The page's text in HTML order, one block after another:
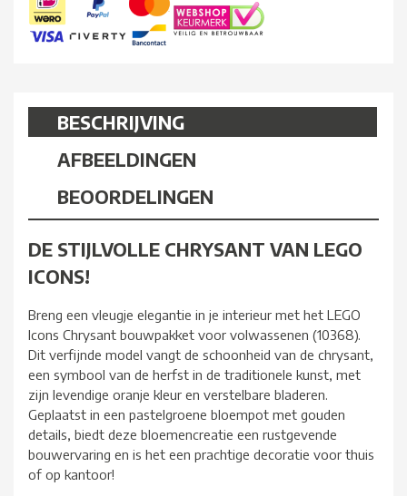
BESCHRIJVING
AFBEELDINGEN
BEOORDELINGEN
DE STIJLVOLLE CHRYSANT VAN LEGO
ICONS!
Breng een vleugje elegantie in je interieur met het LEGO
Icons Chrysant bouwpakket voor volwassenen (10368).
Dit verfijnde model vangt de schoonheid van de chrysant,
een symbool van de herfst in de traditionele kunst, met
zijn levendige oranje kleur en verstelbare bladeren.
Geplaatst in een pastelgroene bloempot met gouden
details, biedt deze bloemencreatie een rustgevende
bouwervaring en is het een prachtige decoratie voor thuis
of op kantoor!